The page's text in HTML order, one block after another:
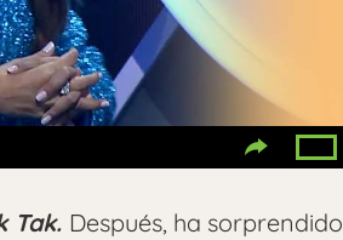
Tak. Después, ha sorprendido